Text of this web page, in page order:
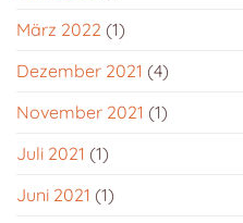
März 2022 (1)
Dezember 2021 (4)
November 2021 (1)
Juli 2021 (1)
Juni 2021 (1)